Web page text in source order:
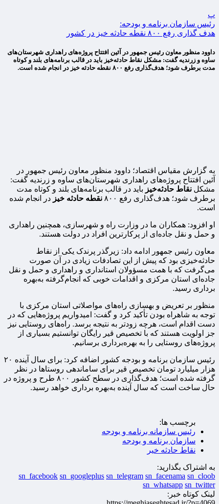
پ
رئیس سازمان برنامه و بودجه:
هدف گذاری رفع ۸۰۰ نقطه حادثه خیز در کشور
داوود منظور معاون رئیس جمهور در آئین افتتاح پروژه‌های راهداری شهرستان‌های
ساوه و زرندیه گفت: مشکل نقاط حادثه‌خیز باید در قالب برنامه‌های بلند و کوتاه
مدت برطرف شود؛ هدف‌گذاری رفع ۸۰۰ نقطه حادثه خیز در انجام شده است.
به گزارش مقیاس اقتصاد؛ داوود منظور معاون رئیس جمهور در
آئین افتتاح پروژه‌های راهداری شهرستان‌های ساوه و زرندیه گفت:
مشکل نقاط حادثه‌خیز باید در قالب برنامه‌های بلند و کوتاه مدت
برطرف شود؛ هدف‌گذاری رفع ۸۰۰
نقطه حادثه خیز در انجام شده
است.
او افزود: همکاران ما در وزارت راه و شهرسازی، همچنین راهداری
و حمل و نقل جاده‌ای از پرکارترین افراد در دولت هستند.
معاون رئیس جمهور ادامه داد: زیرگذر پرندک یکی از نقاط
حادثه‌خیزی بود که پیش از این تصادفات زیادی در آن صورت
می‌گرفت که با همت مسؤولان استانداری و راهداری و حمل و نقل
جاده‌ای استان مرکزی و اقدامات خوبی که انجام‌گرفته به‌بهره
برداری رسید.
منظور بر تعریض و بهسازی راه‌های مواصلاتی استان مرکزی با
توجه به شاهراه بودن تأکید کرد و گفت: امیدواریم پروژه‌هایی که در
دست اقدام است، هرچه زودتر به نتیجه برسد. راه‌های روستایی نیز
جز اولویت هستند که با تخصیص قیر رایگان توانستیم بسیاری از
پروژه‌های روستایی را به بهره‌برداری برسانیم.
رئیس سازمان برنامه و بودجه کشور اضافه کرد: برای سال آینده ۲۰
هزار میلیارد تومان تخصیص قیر برای ساماندهی روستاها در نظر
گرفته شده است؛ هدف‌گذاری در سطح کشور ۸۰۰ طرح و پروژه در
حال ساخت است که سال آینده به‌بهره برداری خواهد رسید.
برچسب ها:
رئیس سازمانه برنامه و بودجه
سازمان برنامه و بودجه
نقاط حادثه خیر
به اشتراک بگذارید:
sn_facebook sn_googleplus sn_telegram sn_facenama sn_cloob
sn_whatsapp sn_twitter
لینک کوتاه خبر: